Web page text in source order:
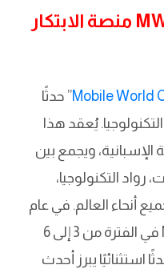
مؤتمر ومعرض MWC 2025 منصة الابتكار
Mobile World” حدثًا
يُعقد هذا
الإسبانية، ويجمع بين
رواد التكنولوجيا،
أنحاء العالم. في عام
2025، سيُقام مؤتمر MWC 2025 في الفترة من 3 إلى 6
يبرز أحدث